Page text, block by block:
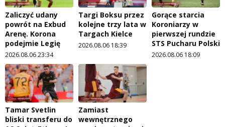
Zaliczyć udany
powrót na Exbud
Arenę. Korona
podejmie Legię
2026.08.06 23:34
Targi Boksu przez
kolejne trzy lata w
Targach Kielce
2026.08.06 18:39
Gorące starcia
Koroniarzy w
pierwszej rundzie
STS Pucharu Polski
2026.08.06 18:09
Tamar Svetlin
bliski transferu do
Zamiast
wewnętrznego